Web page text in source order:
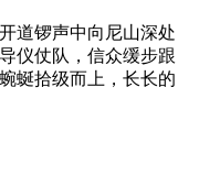
道锣声中向尼山深处
仪仗队，信众缓步跟
蜒拾级而上，长长的